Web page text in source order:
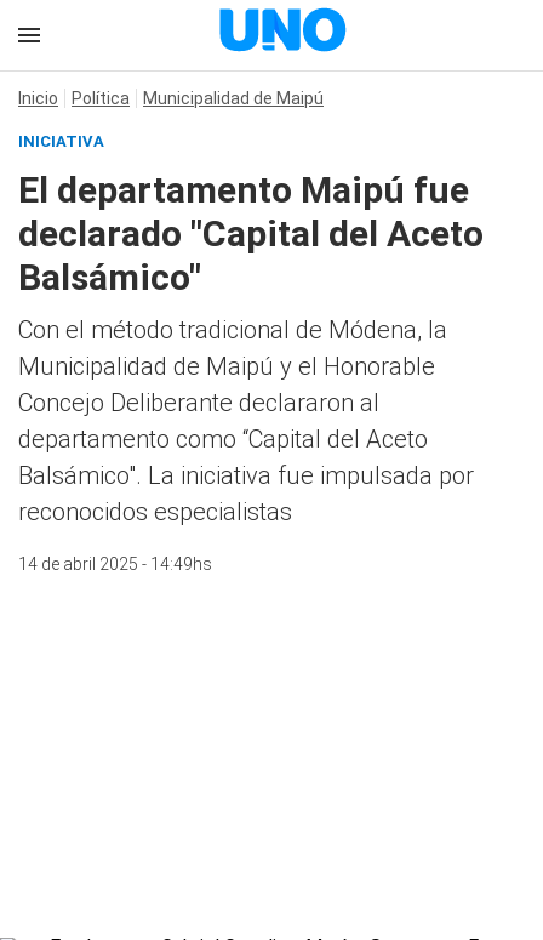
Inicio Política Municipalidad de Maipú
INICIATIVA
El departamento Maipú fue
declarado "Capital del Aceto
Balsámico"
Con el método tradicional de Módena, la
Municipalidad de Maipú y el Honorable
Concejo Deliberante declararon al
departamento como “Capital del Aceto
Balsámico". La iniciativa fue impulsada por
reconocidos especialistas
14 de abril 2025 - 14:49hs